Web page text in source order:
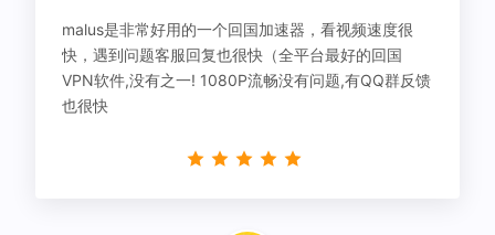
malus是非常好用的一个回国加速器，看视频速度很
快，遇到问题客服回复也很快（全平台最好的回国
VPN软件,没有之一! 1080P流畅没有问题,有QQ群反馈
也很快